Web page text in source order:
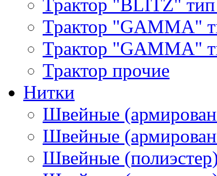
Трактор "BLITZ"
Трактор "GAMMA"
Трактор "GAMMA"
Трактор прочие
Нитки
Швейные
Швейные
Швейные